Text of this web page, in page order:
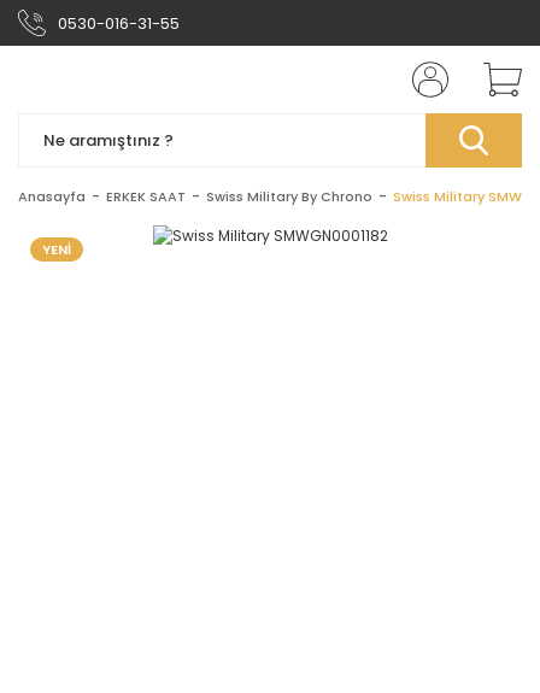
0530-016-31-55
Anasayfa ERKEK SAAT Swiss Military By Chrono Swiss Military
YENİ